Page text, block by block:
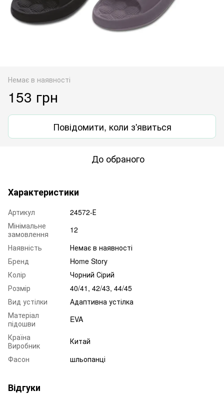
Немає в наявності
153 грн
Повідомити, коли з'явиться
До обраного
Характеристики
Артикул
24572-Е
Мінімальне
замовлення
12
Наявність
Немає в наявності
Бренд
Home Story
Колір
Чорний Сірий
Розмір
40/41, 42/43, 44/45
Вид устілки
Адаптивна устілка
Матеріал
підошви
EVA
Країна
Виробник
Китай
Фасон
шльопанці
Відгуки